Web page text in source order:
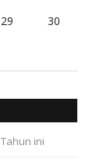
29 30
Tahun ini